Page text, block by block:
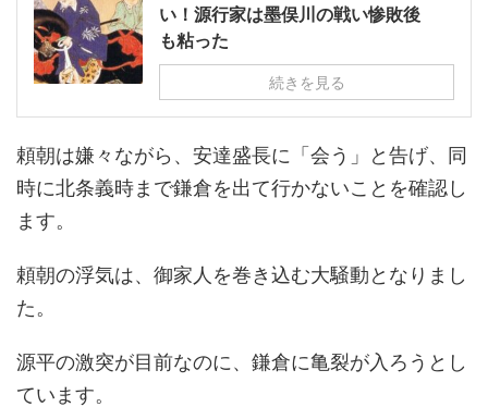
い！源行家は墨俣川の戦い惨敗後
も粘った
続きを見る
頼朝は嫌々ながら、安達盛長に「会う」と告げ、同
時に北条義時まで鎌倉を出て行かないことを確認し
ます。
頼朝の浮気は、御家人を巻き込む大騒動となりまし
た。
源平の激突が目前なのに、鎌倉に亀裂が入ろうとし
ています。